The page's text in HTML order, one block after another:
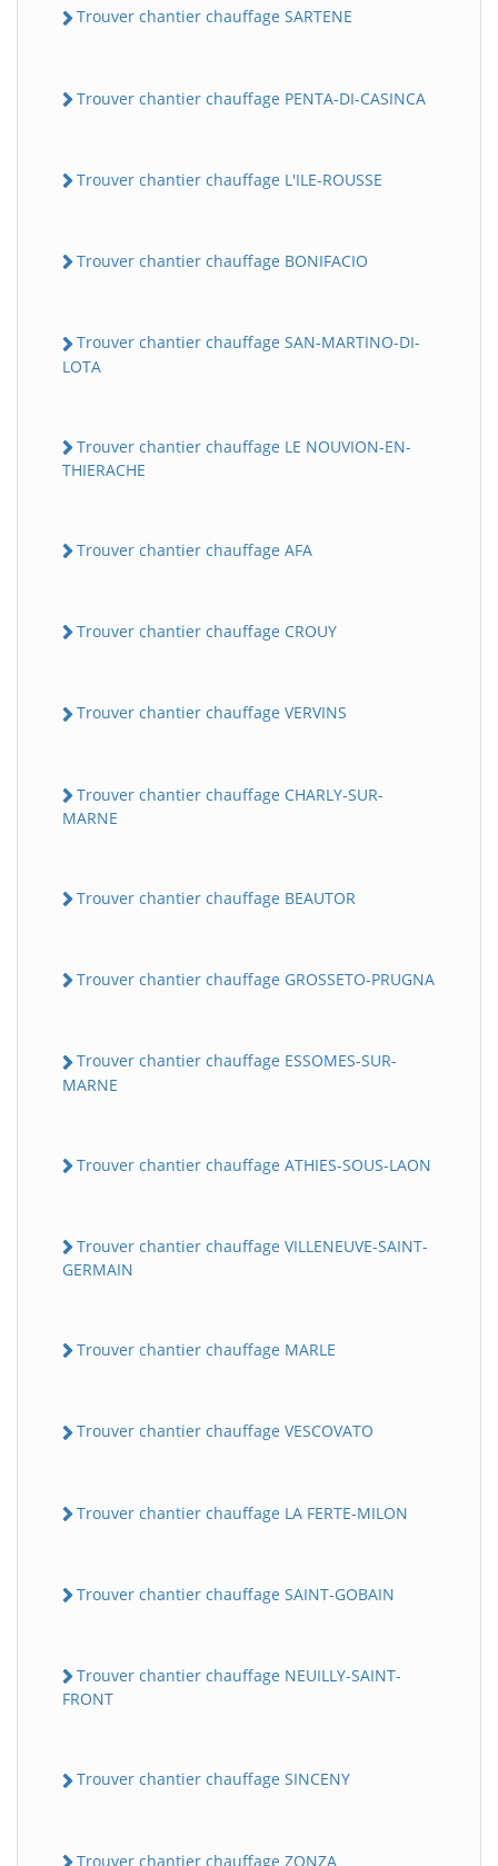
Trouver chantier chauffage SARTENE
Trouver chantier chauffage PENTA-DI-CASINCA
Trouver chantier chauffage L'ILE-ROUSSE
Trouver chantier chauffage BONIFACIO
Trouver chantier chauffage SAN-MARTINO-DI-
LOTA
Trouver chantier chauffage LE NOUVION-EN-
THIERACHE
Trouver chantier chauffage AFA
Trouver chantier chauffage CROUY
Trouver chantier chauffage VERVINS
Trouver chantier chauffage CHARLY-SUR-
MARNE
Trouver chantier chauffage BEAUTOR
Trouver chantier chauffage GROSSETO-PRUGNA
Trouver chantier chauffage ESSOMES-SUR-
MARNE
Trouver chantier chauffage ATHIES-SOUS-LAON
Trouver chantier chauffage VILLENEUVE-SAINT-
GERMAIN
Trouver chantier chauffage MARLE
Trouver chantier chauffage VESCOVATO
Trouver chantier chauffage LA FERTE-MILON
Trouver chantier chauffage SAINT-GOBAIN
Trouver chantier chauffage NEUILLY-SAINT-
FRONT
Trouver chantier chauffage SINCENY
Trouver chantier chauffage ZONZA